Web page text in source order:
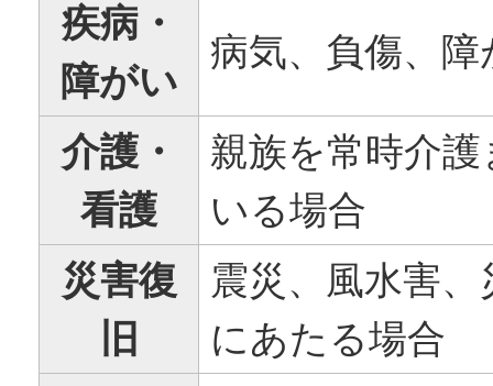
疾病・
障がい
病気、負傷、
介護・
看護
親族を常時介
いる場合
災害復
旧
震災、風水害
にあたる場合